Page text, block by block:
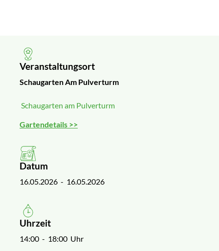
Veranstaltungsort
Schaugarten Am Pulverturm
Schaugarten am Pulverturm
Gartendetails >>
Datum
16.05.2026 - 16.05.2026
Uhrzeit
14:00 - 18:00 Uhr